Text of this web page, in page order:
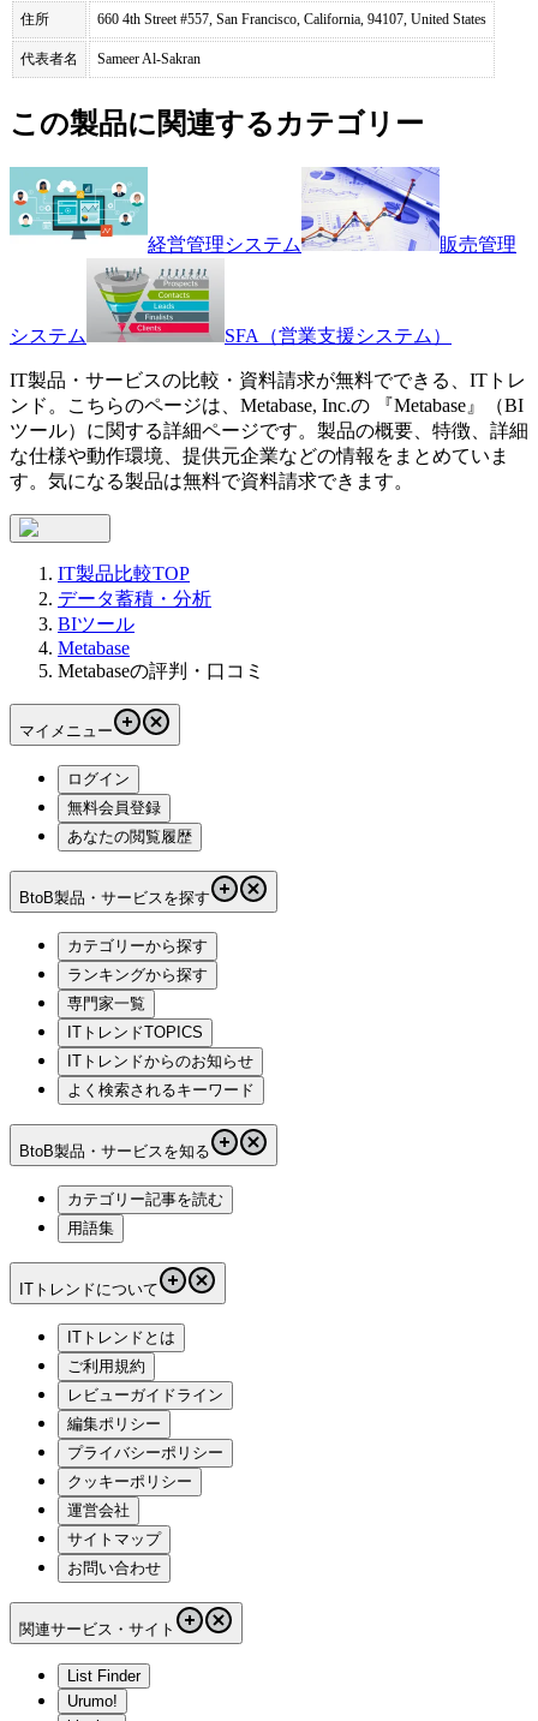
住所 660 4th Street #557, San Francisco, California, 94107, United States
代表者名 Sameer Al-Sakran
この製品に関連するカテゴリー
経営管理システム 販売管理
システム SFA（営業支援システム）
IT製品・サービスの比較・資料請求が無料でできる、ITトレ
ンド。こちらのページは、 Metabase, Inc.の 『Metabase 』（BI
ツール）に関する詳細ページです。製品の概要、特徴、詳細
な仕様や動作環境、提供元企業などの情報をまとめていま
す。気になる製品は無料で資料請求できます。
IT製品比較TOP
データ蓄積・分析
BIツール
Metabase
Metabaseの評判・口コミ
マイメニュー
ログイン
無料会員登録
あなたの閲覧履歴
BtoB製品・サービスを探す
カテゴリーから探す
ランキングから探す
専門家一覧
ITトレンドTOPICS
ITトレンドからのお知らせ
よく検索されるキーワード
BtoB製品・サービスを知る
カテゴリー記事を読む
用語集
ITトレンドについて
ITトレンドとは
ご利用規約
レビューガイドライン
編集ポリシー
プライバシーポリシー
クッキーポリシー
運営会社
サイトマップ
お問い合わせ
関連サービス・サイト
List Finder
Urumo!